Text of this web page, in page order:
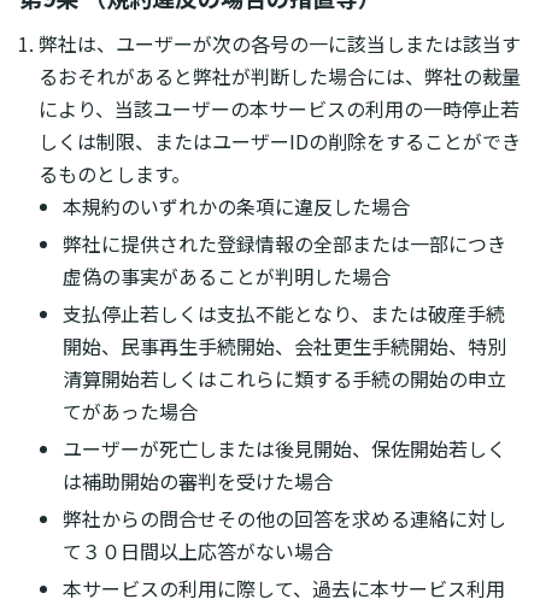
弊社は、ユーザーが次の各号の一に該当しまたは該当す
るおそれがあると弊社が判断した場合には、弊社の裁量
により、当該ユーザーの本サービスの利用の一時停止若
しくは制限、またはユーザーIDの削除をすることができ
るものとします。
本規約のいずれかの条項に違反した場合
弊社に提供された登録情報の全部または一部につき
虚偽の事実があることが判明した場合
支払停止若しくは支払不能となり、または破産手続
開始、民事再生手続開始、会社更生手続開始、特別
清算開始若しくはこれらに類する手続の開始の申立
てがあった場合
ユーザーが死亡しまたは後見開始、保佐開始若しく
は補助開始の審判を受けた場合
弊社からの問合せその他の回答を求める連絡に対し
て３０日間以上応答がない場合
本サービスの利用に際して、過去に本サービス利用